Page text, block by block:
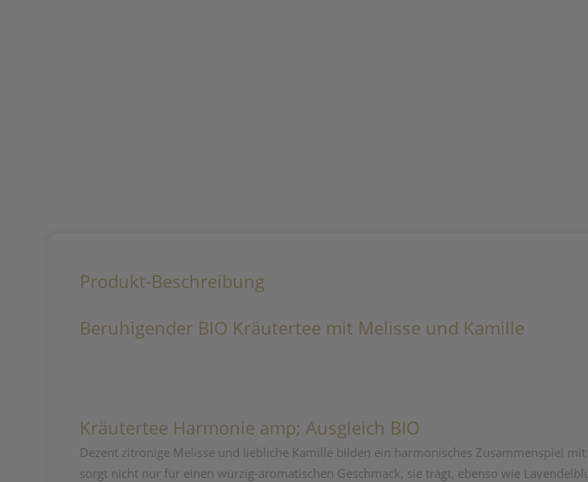
Produkt-Beschreibung
Beruhigender BIO Kräutertee mit Melisse und Kamille
Kräutertee Harmonie amp; Ausgleich BIO
Dezent zitronige Melisse und liebliche Kamille bilden ein harmonisches Zusammenspiel
sorgt nicht nur für einen würzig-aromatischen Geschmack, sie trägt, ebenso wie